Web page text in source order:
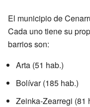
El municipio de
Cada uno tiene su
barrios son:
Arta (51 hab.)
Bolívar (185 hab.)
Zeinka-Zearregi (81